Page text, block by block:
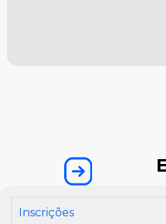
Inscrições